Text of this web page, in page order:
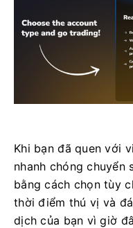
Khi bạn đã quen với
nhanh chóng chuyển
bằng cách chọn tùy
thời điểm thú vị và
dịch của bạn vì giờ